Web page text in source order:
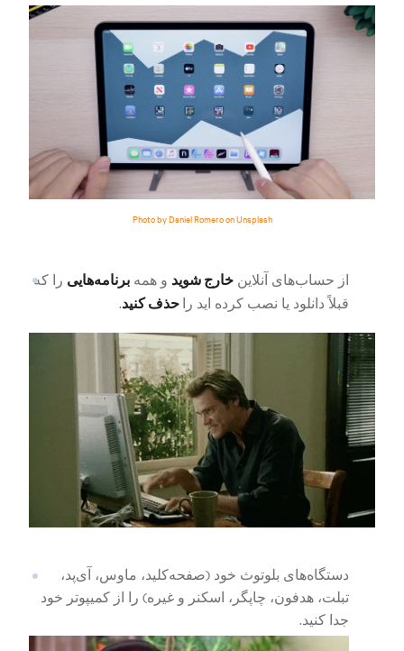
Photo by Daniel Romero on Unsplash
از حساب‌های آنلاین خارج شوید و همه برنامه‌هایی را که
قبلاً دانلود یا نصب کرده اید را حذف کنید.
دستگاه‌های بلوتوث خود (صفحه‌کلید، ماوس، آی‌پد،
تبلت، هدفون، چاپگر، اسکنر و غیره) را از کمیپوتر خود
جدا کنید.